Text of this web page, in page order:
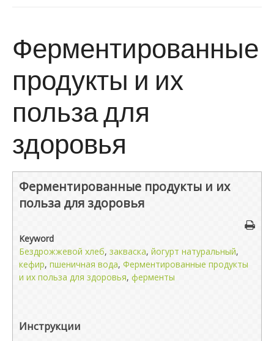
Ферментированные
продукты и их
польза для
здоровья
Ферментированные продукты и их
польза для здоровья
Keyword
Бездрожжевой хлеб, закваска, йогурт натуральный,
кефир, пшеничная вода, Ферментированные продукты
и их польза для здоровья, ферменты
Инструкции